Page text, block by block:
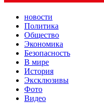
новости
Политика
Общество
Экономика
Безопасность
В мире
История
Эксклюзивы
Фото
Видео